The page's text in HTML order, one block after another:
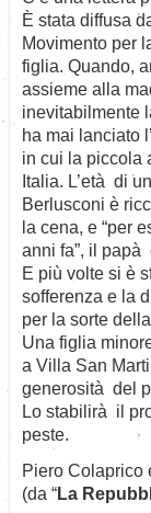
È stata diffusa
Movimento per
figlia. Quando,
assieme alla
inevitabilmente
ha mai lanciato
in cui la piccola
Italia. L’età di
Berlusconi è
la cena, e “per
anni fa”, il papà
E più volte si è
sofferenza e la
per la sorte
Una figlia
a Villa San
generosità del
Lo stabilirà il
peste.
Piero Colaprico
(da “La